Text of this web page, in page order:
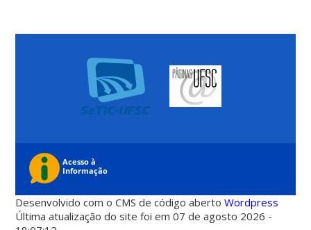
Desenvolvido com o CMS de código abertoWordpress
Última atualização do site foi em 07 de agosto 2026 -